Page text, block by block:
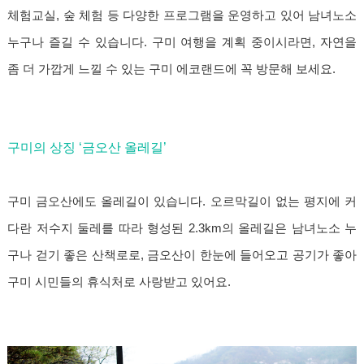
체험교실, 숲 체험 등 다양한 프로그램을 운영하고 있어 남녀노소
누구나 즐길 수 있습니다. 구미 여행을 계획 중이시라면, 자연을
좀 더 가깝게 느낄 수 있는 구미 에코랜드에 꼭 방문해 보세요.
구미의 상징 ‘금오산 올레길’
구미 금오산에도 올레길이 있습니다. 오르막길이 없는 평지에 커
다란 저수지 둘레를 따라 형성된 2.3km의 올레길은 남녀노소 누
구나 걷기 좋은 산책로로, 금오산이 한눈에 들어오고 공기가 좋아
구미 시민들의 휴식처로 사랑받고 있어요.